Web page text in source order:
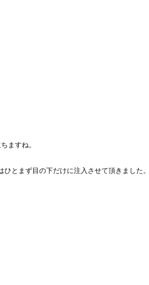
ますね。
とまず目の下だけに注入させて頂きました。